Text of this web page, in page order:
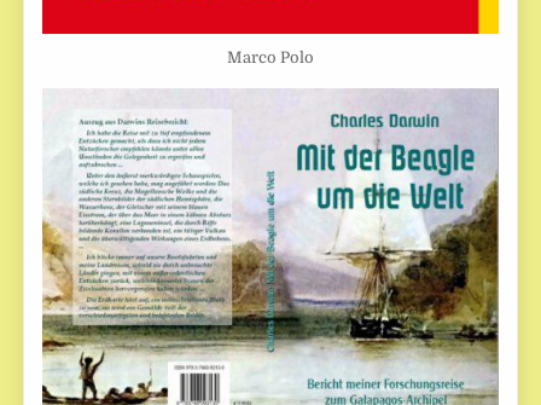
Marco Polo